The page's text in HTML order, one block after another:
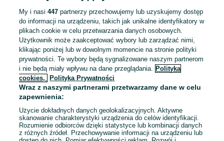
Odświeżono dnia 09 sierpnia 2026
Nowe Szybkozlacze S60 S6
Volvo engcon
10 500 zł
Jawor
Odświeżono dnia 08 sierpnia 2026
1 2 3 ... 7
My i nasi447 partnerzy przechowujemy lub uzyskujemy dostęp
do informacji na urządzeniu, takich jak unikalne identyfikatory w
plikach cookie w celu przetwarzania danych osobowych.
Użytkownik może zaakceptować wybory lub zarządzać nimi,
klikając poniżej lub w dowolnym momencie na stronie polityki
prywatności. Te wybory będą sygnalizowane naszym partnerom
i nie będą miały wpływu na dane przeglądania. Polityka
cookies,
Polityka Prywatności
Wraz z naszymi partnerami przetwarzamy dane w celu
zapewnienia:
Użycie dokładnych danych geolokalizacyjnych. Aktywne
skanowanie charakterystyki urządzenia do celów identyfikacji.
Rozumienie odbiorców dzięki statystyce lub kombinacji danych
z różnych źródeł. Przechowywanie informacji na urządzeniu lub